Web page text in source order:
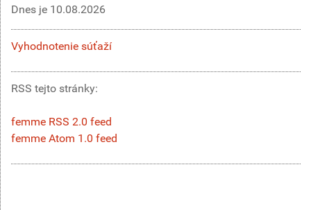
Dnes je 10.08.2026
Vyhodnotenie súťaží
RSS tejto stránky:
femme RSS 2.0 feed
femme Atom 1.0 feed